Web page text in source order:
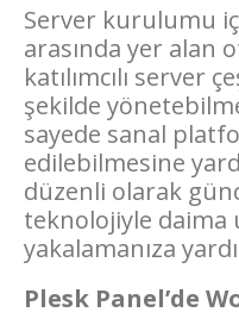
Server kurulumu
arasında yer alan
katılımcılı server
şekilde
sayede sanal
edilebilmesine
düzenli olarak
teknolojiyle daima
yakalamanıza
Plesk Panel’de